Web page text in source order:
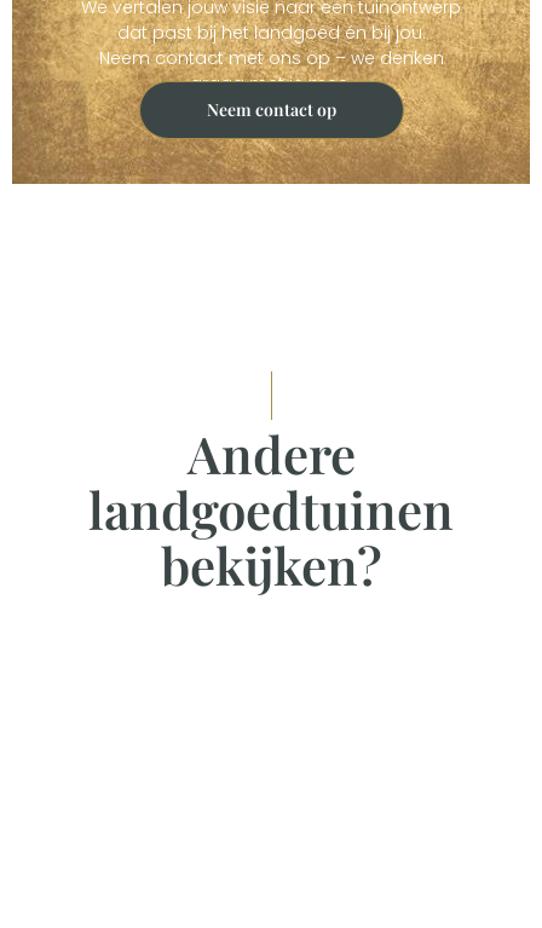
We vertalen jouw visie naar een tuinontwerp
dat past bij het landgoed én bij jou.
Neem contact met ons op – we denken
graag met je mee.
Neem contact op
Andere
landgoedtuinen
bekijken?